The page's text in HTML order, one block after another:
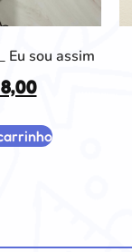
Eu sou assim